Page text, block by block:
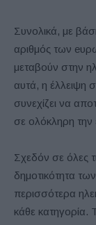
Συνολικά, με
αριθμός των
μεταβούν στην
αυτά, η έλλειψη
συνεχίζει να
σε ολόκληρη την
Σχεδόν σε όλες
δημοτικότητα
περισσότερα
κάθε κατηγορία.